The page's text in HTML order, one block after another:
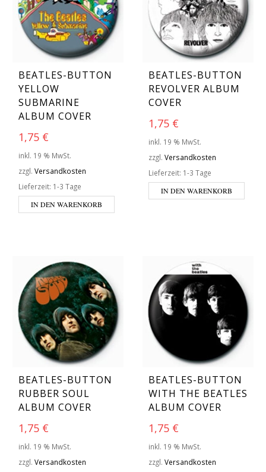
BEATLES-BUTTON
YELLOW
SUBMARINE
ALBUM COVER
1,75 €
inkl. 19 % MwSt.
zzgl. Versandkosten
Lieferzeit: 1-3 Tage
IN DEN WARENKORB
BEATLES-BUTTON
REVOLVER ALBUM
COVER
1,75 €
inkl. 19 % MwSt.
zzgl. Versandkosten
Lieferzeit: 1-3 Tage
IN DEN WARENKORB
BEATLES-BUTTON
RUBBER SOUL
ALBUM COVER
1,75 €
inkl. 19 % MwSt.
zzgl. Versandkosten
BEATLES-BUTTON
WITH THE BEATLES
ALBUM COVER
1,75 €
inkl. 19 % MwSt.
zzgl. Versandkosten